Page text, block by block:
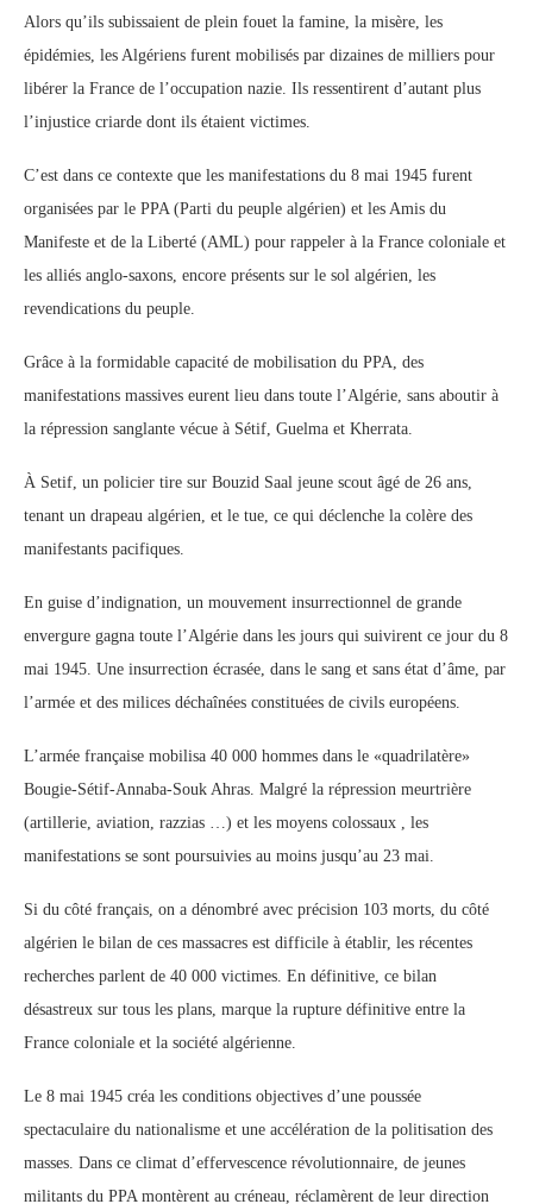
Alors qu’ils subissaient de plein fouet la famine, la misère, les
épidémies, les Algériens furent mobilisés par dizaines de milliers pour
libérer la France de l’occupation nazie. Ils ressentirent d’autant plus
l’injustice criarde dont ils étaient victimes.
C’est dans ce contexte que les manifestations du 8 mai 1945 furent
organisées par le PPA (Parti du peuple algérien) et les Amis du
Manifeste et de la Liberté (AML) pour rappeler à la France coloniale et
les alliés anglo-saxons, encore présents sur le sol algérien, les
revendications du peuple.
Grâce à la formidable capacité de mobilisation du PPA, des
manifestations massives eurent lieu dans toute l’Algérie, sans aboutir à
la répression sanglante vécue à Sétif, Guelma et Kherrata.
À Setif, un policier tire sur Bouzid Saal jeune scout âgé de 26 ans,
tenant un drapeau algérien, et le tue, ce qui déclenche la colère des
manifestants pacifiques.
En guise d’indignation, un mouvement insurrectionnel de grande
envergure gagna toute l’Algérie dans les jours qui suivirent ce jour du 8
mai 1945. Une insurrection écrasée, dans le sang et sans état d’âme, par
l’armée et des milices déchaînées constituées de civils européens.
L’armée française mobilisa 40 000 hommes dans le «quadrilatère»
Bougie-Sétif-Annaba-Souk Ahras. Malgré la répression meurtrière
(artillerie, aviation, razzias …) et les moyens colossaux , les
manifestations se sont poursuivies au moins jusqu’au 23 mai.
Si du côté français, on a dénombré avec précision 103 morts, du côté
algérien le bilan de ces massacres est difficile à établir, les récentes
recherches parlent de 40 000 victimes. En définitive, ce bilan
désastreux sur tous les plans, marque la rupture définitive entre la
France coloniale et la société algérienne.
Le 8 mai 1945 créa les conditions objectives d’une poussée
spectaculaire du nationalisme et une accélération de la politisation des
masses. Dans ce climat d’effervescence révolutionnaire, de jeunes
militants du PPA montèrent au créneau, réclamèrent de leur direction